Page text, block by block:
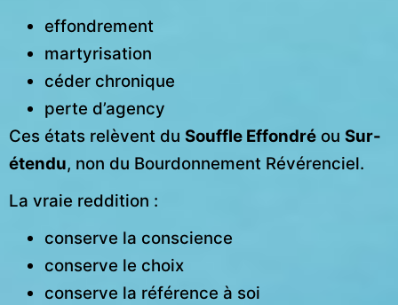
effondrement
martyrisation
céder chronique
perte d’agency
Ces états relèvent du Souffle Effondré ou Sur-
étendu, non du Bourdonnement Révérenciel.
La vraie reddition :
conserve la conscience
conserve le choix
conserve la référence à soi